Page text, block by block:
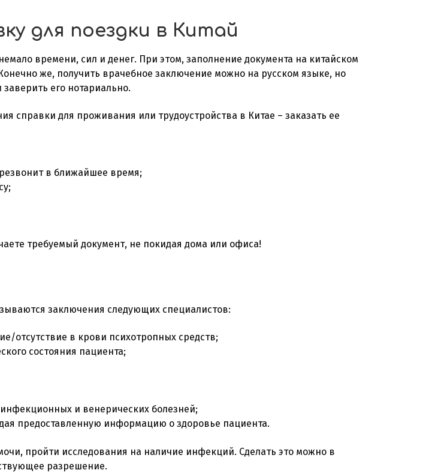
для поездки в Китай
времени, сил и денег. При этом, заполнение документа на китайском
же, получить врачебное заключение можно на русском языке, но
его нотариально.
справки для проживания или трудоустройства в Китае – заказать ее
в ближайшее время;
требуемый документ, не покидая дома или офиса!
заключения следующих специалистов:
отсутствие в крови психотропных средств;
состояния пациента;
и венерических болезней;
предоставленную информацию о здоровье пациента.
пройти исследования на наличие инфекций. Сделать это можно в
разрешение.